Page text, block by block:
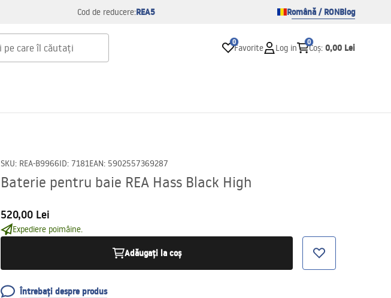
Cod de reducere:REA5 Română / RONBlog
0
Favorite Log in
0
Coș: 0,00 Lei
SKU: REA-B9966ID: 7181EAN: 5902557369287
Baterie pentru baie REA Hass Black High
520,00 Lei
Expediere poimâine.
Adăugați la coș
Întrebați despre produs